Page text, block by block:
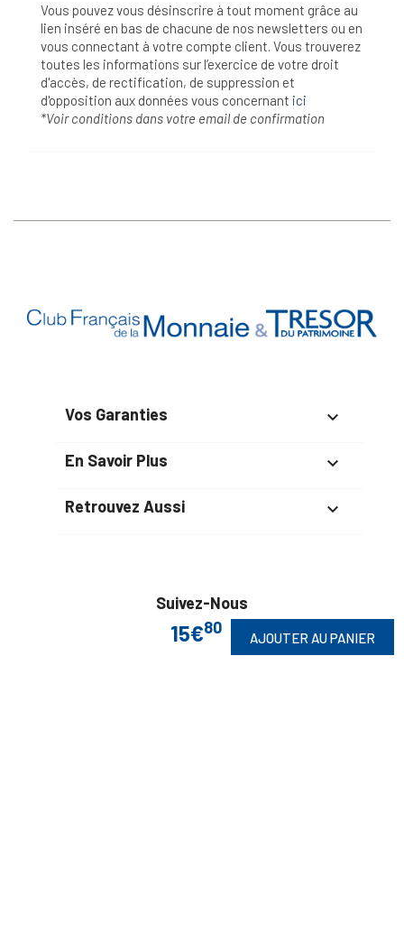
15€80
AJOUTER AU PANIER
Vous pouvez vous désinscrire à tout moment grâce au
lien inséré en bas de chacune de nos newsletters ou en
vous connectant à votre compte client. Vous trouverez
toutes les informations sur l’exercice de votre droit
d'accès, de rectification, de suppression et
d'opposition aux données vous concernant ici
*Voir conditions dans votre email de confirmation
Vos Garanties 
En Savoir Plus 
Retrouvez Aussi 
Suivez-Nous